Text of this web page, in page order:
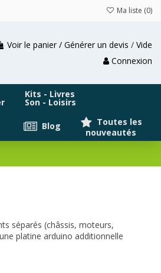
Ma liste (0)
Voir le panier / Générer un devis / Vide
Connexion
Kits - Livres
Son - Loisirs
Toutes les
nouveautés
Blog
séparés (châssis, moteurs,
platine arduino additionnelle